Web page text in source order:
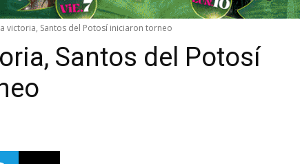
victoria, Santos del Potosí iniciaron torneo
Santos del Potosí